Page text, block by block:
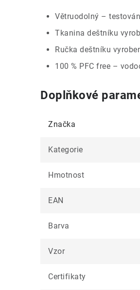
Větruodolný –
Tkanina deštníku
Ručka deštníku
100 % PFC free –
Doplňkové
Značka
Kategorie
Hmotnost
EAN
Barva
Vzor
Certifikaty